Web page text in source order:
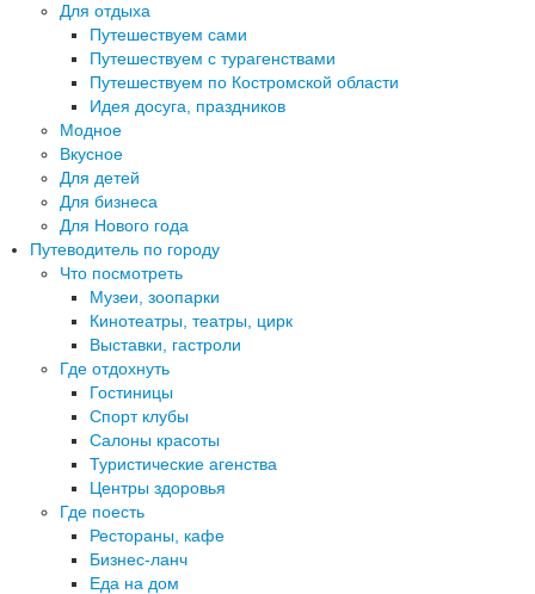
Для отдыха
Путешествуем сами
Путешествуем с турагенствами
Путешествуем по Костромской области
Идея досуга, праздников
Модное
Вкусное
Для детей
Для бизнеса
Для Нового года
Путеводитель по городу
Что посмотреть
Музеи, зоопарки
Кинотеатры, театры, цирк
Выставки, гастроли
Где отдохнуть
Гостиницы
Спорт клубы
Салоны красоты
Туристические агенства
Центры здоровья
Где поесть
Рестораны, кафе
Бизнес-ланч
Еда на дом